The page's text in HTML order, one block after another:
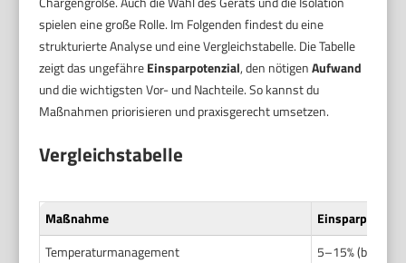
spielen eine große Rolle. Im Folgenden findest du eine
strukturierte Analyse und eine Vergleichstabelle. Die Tabelle
zeigt das ungefähreEinsparpotenzial, den nötigenAufwand
und die wichtigsten Vor- und Nachteile. So kannst du
Maßnahmen priorisieren und praxisgerecht umsetzen.
Vergleichstabelle
Maßnahme
Temperaturmanagement
5–15% (bei